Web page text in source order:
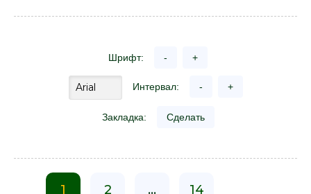
Шрифт: - +
Интервал: - +
Закладка: Сделать
1 2 ... 14